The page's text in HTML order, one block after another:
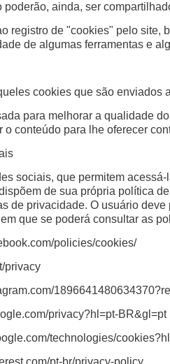
poderão, ainda, ser
registro de "cookies" pelo site,
de algumas ferramentas e
cookies que são
para melhorar a qualidade
o conteúdo para lhe oferecer
sociais, que permitem
de sua própria política
de privacidade. O usuário
que se poderá consultar as
policies/cookies/
privacy
privacy?hl=pt-BR&gl=pt
technologies/
pt-br/privacy-policy